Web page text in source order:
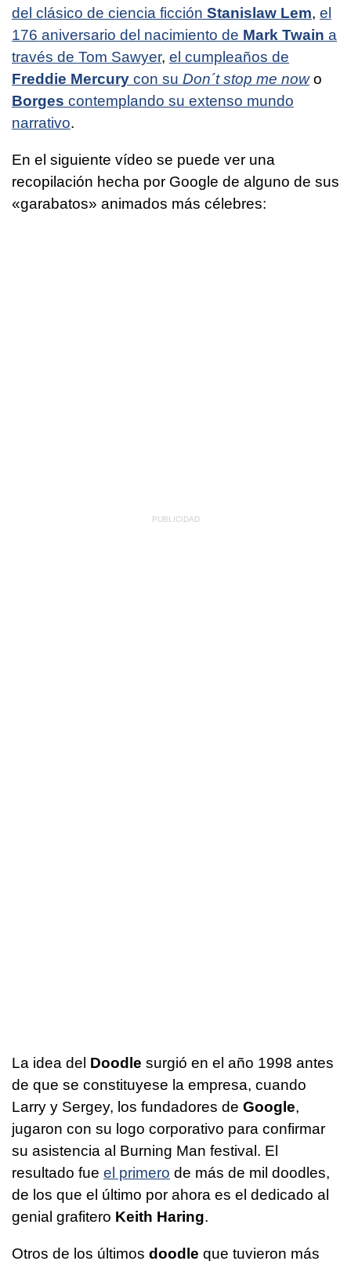
del clásico de ciencia ficción Stanislaw Lem, el
176 aniversario del nacimiento de Mark Twain a
través de Tom Sawyer, el cumpleaños de
Freddie Mercury con su Don´t stop me nowo
Borges contemplando su extenso mundo
narrativo.
En el siguiente vídeo se puede ver una
recopilación hecha por Google de alguno de sus
«garabatos» animados más célebres:
La idea del Doodle surgió en el año 1998 antes
de que se constituyese la empresa, cuando
Larry y Sergey, los fundadores de Google,
jugaron con su logo corporativo para confirmar
su asistencia al Burning Man festival. El
resultado fue el primero de más de mil doodles,
de los que el último por ahora es el dedicado al
genial grafitero Keith Haring.
Otros de los últimos doodle que tuvieron más